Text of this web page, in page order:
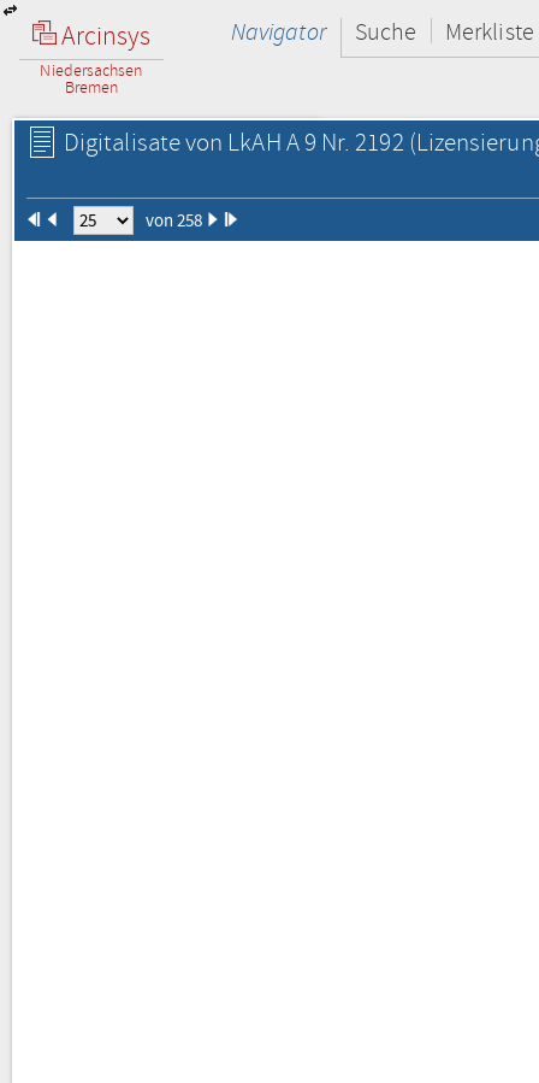
Arcinsys
Niedersachsen
Bremen
Navigator Suche Merkliste
Digitalisate von LkAH A 9 Nr. 2192
von 258